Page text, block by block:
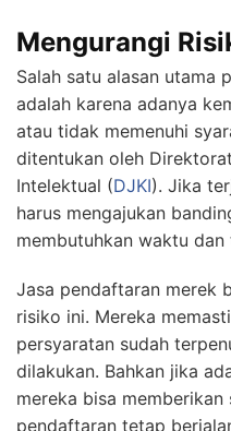
Mengurangi
Salah satu alasan utama
adalah karena adanya
atau tidak memenuhi
ditentukan oleh
Intelektual (DJKI). Jika
harus mengajukan
membutuhkan waktu dan
Jasa pendaftaran merek
risiko ini. Mereka
persyaratan sudah
dilakukan. Bahkan jika
mereka bisa
pendaftaran tetap